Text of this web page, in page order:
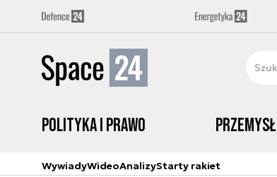
Polityka i prawo Przemysł
WywiadyWideoAnalizyStarty rakiet